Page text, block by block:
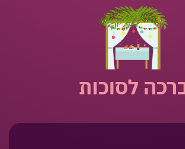
לסוכות